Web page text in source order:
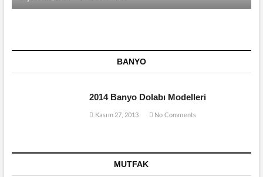
BANYO
2014 Banyo Dolabı Modelleri
Kasım 27, 2013 No Comments
MUTFAK